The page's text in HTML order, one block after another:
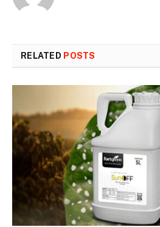
RELATED POSTS